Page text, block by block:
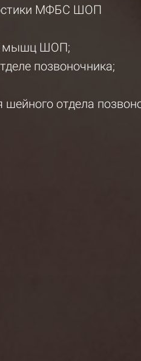
МФБС ШОП
мышц ШОП;
позвоночника;
отдела